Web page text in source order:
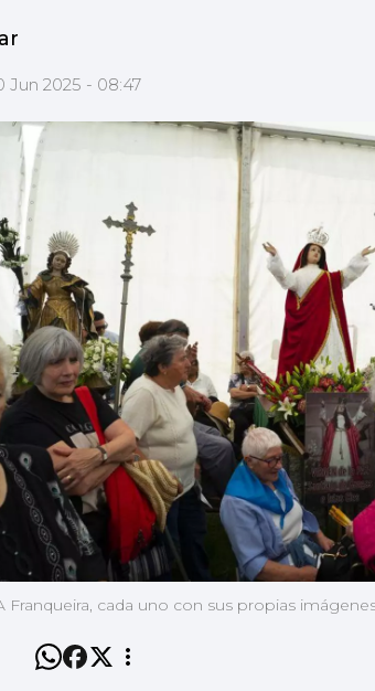
Jun 2025 - 08:47
Franqueira, cada uno con sus propias